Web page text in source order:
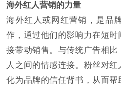
海外红人营销的力量
海外红人或网红营销，是品
作，通过他们的影响力在短
接带动销售。与传统广告相
人之间的情感连接。粉丝对
化为品牌的信任背书，从而